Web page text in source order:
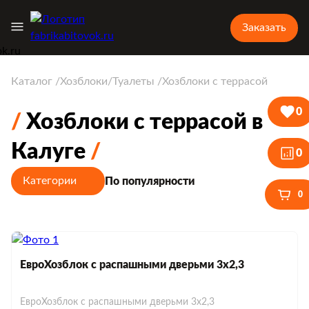
Заказать
Каталог Хозблоки/Туалеты Хозблоки с террасой
Хозблоки с террасой в
Калуге
Категории По популярности
ЕвроХозблок с распашными дверьми 3х2,3
ЕвроХозблок с распашными дверьми 3х2,3
0
0
0